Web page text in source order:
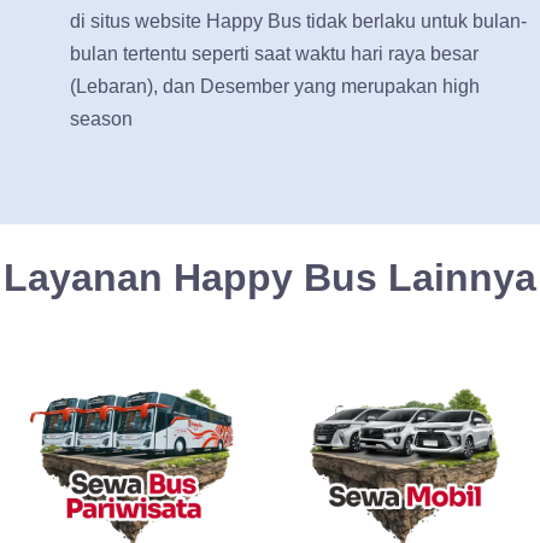
di situs website Happy Bus tidak berlaku untuk bulan-
bulan tertentu seperti saat waktu hari raya besar
(Lebaran), dan Desember yang merupakan high
season
Layanan Happy Bus Lainnya